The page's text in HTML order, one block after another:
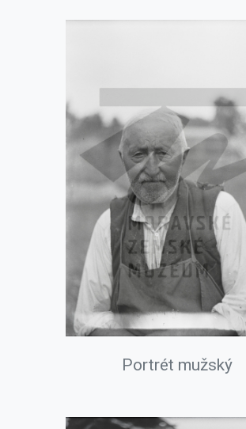
Portrét mužský